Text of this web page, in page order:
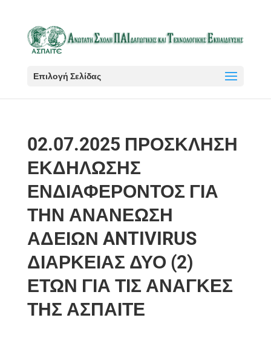
Επιλογή Σελίδας
02.07.2025 ΠΡΟΣΚΛΗΣΗ
ΕΚΔΗΛΩΣΗΣ
ΕΝΔΙΑΦΕΡΟΝΤΟΣ ΓΙΑ
ΤΗΝ ΑΝΑΝΕΩΣΗ
ΑΔΕΙΩΝ ANTIVIRUS
ΔΙΑΡΚΕΙΑΣ ΔΥΟ (2)
ΕΤΩΝ ΓΙΑ ΤΙΣ ΑΝΑΓΚΕΣ
ΤΗΣ ΑΣΠΑΙΤΕ